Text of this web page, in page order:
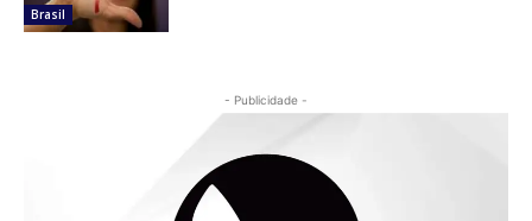
Brasil
- Publicidade -